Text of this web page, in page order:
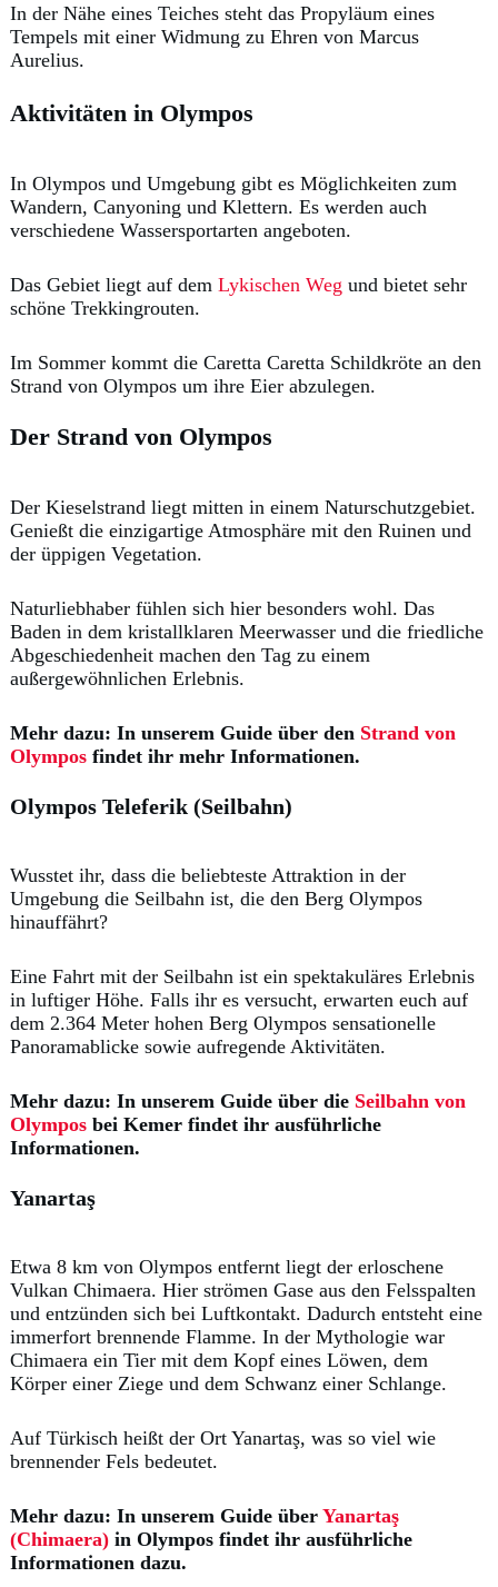
In der Nähe eines Teiches steht das Propyläum eines
Tempels mit einer Widmung zu Ehren von Marcus
Aurelius.
Aktivitäten in Olympos
In Olympos und Umgebung gibt es Möglichkeiten zum
Wandern, Canyoning und Klettern. Es werden auch
verschiedene Wassersportarten angeboten.
Das Gebiet liegt auf dem Lykischen Weg und bietet sehr
schöne Trekkingrouten.
Im Sommer kommt die Caretta Caretta Schildkröte an den
Strand von Olympos um ihre Eier abzulegen.
Der Strand von Olympos
Der Kieselstrand liegt mitten in einem Naturschutzgebiet.
Genießt die einzigartige Atmosphäre mit den Ruinen und
der üppigen Vegetation.
Naturliebhaber fühlen sich hier besonders wohl. Das
Baden in dem kristallklaren Meerwasser und die friedliche
Abgeschiedenheit machen den Tag zu einem
außergewöhnlichen Erlebnis.
Mehr dazu: In unserem Guide über den Strand von
Olympos findet ihr mehr Informationen.
Olympos Teleferik (Seilbahn)
Wusstet ihr, dass die beliebteste Attraktion in der
Umgebung die Seilbahn ist, die den Berg Olympos
hinauffährt?
Eine Fahrt mit der Seilbahn ist ein spektakuläres Erlebnis
in luftiger Höhe. Falls ihr es versucht, erwarten euch auf
dem 2.364 Meter hohen Berg Olympos sensationelle
Panoramablicke sowie aufregende Aktivitäten.
Mehr dazu: In unserem Guide über die Seilbahn von
Olympos bei Kemer findet ihr ausführliche
Informationen.
Yanartaş
Etwa 8 km von Olympos entfernt liegt der erloschene
Vulkan Chimaera. Hier strömen Gase aus den Felsspalten
und entzünden sich bei Luftkontakt. Dadurch entsteht eine
immerfort brennende Flamme. In der Mythologie war
Chimaera ein Tier mit dem Kopf eines Löwen, dem
Körper einer Ziege und dem Schwanz einer Schlange.
Auf Türkisch heißt der Ort Yanartaş, was so viel wie
brennender Fels bedeutet.
Mehr dazu: In unserem Guide über Yanartaş
(Chimaera) in Olympos findet ihr ausführliche
Informationen dazu.